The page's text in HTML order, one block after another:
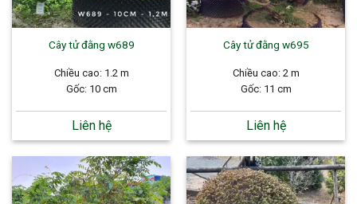
Cây tử đằng w689
Chiều cao: 1.2 m
Gốc: 10 cm
Liên hệ
Cây tử đằng w695
Chiều cao: 2 m
Gốc: 11 cm
Liên hệ